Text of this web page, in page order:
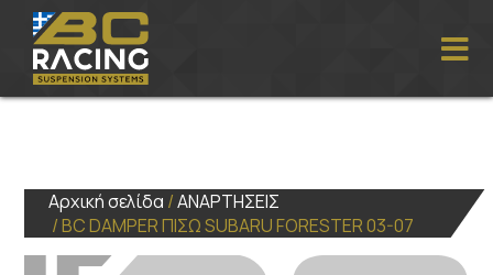
Αρχική σελίδα /ΑΝΑΡΤΗΣΕΙΣ
/ BC DAMPER ΠΙΣΩ SUBARU FORESTER 03-07